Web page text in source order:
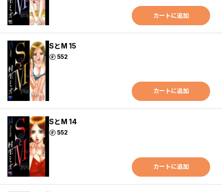
カートに追加
SとM 15
552
ポイント
カートに追加
SとM 14
552
ポイント
カートに追加